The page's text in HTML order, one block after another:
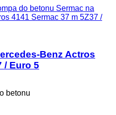
do betonu Sermac na
4141 Sermac 37 m 5Z37 /
Benz Actros
/ Euro 5
betonu